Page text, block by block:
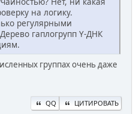
на логику.
регулярными
гаплогрупп Y-ДНК
группах очень даже
QQ ЦИТИРОВАТЬ